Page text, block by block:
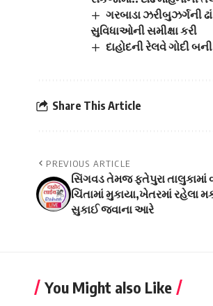
ગરબાડા ઝરીબુઝર્ગની
સુવિધાઓની સમીક્ષા કરી
દાહોદની રેલવે ગોદી
Share This Article
PREVIOUS ARTICLE
સિંગવડ તેમજ ફતેપુરા તાલુકામાં
ચિંતામાં મુકાયા,ખેતરમાં રહેલા
સુકાઈ જવાના આરે
You Might also Like